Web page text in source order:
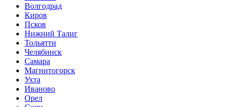
Волгодрад
Киров
Псков
Нижний Талиг
Тольятти
Челябинск
Самара
Магнитогорск
Ухта
Иваново
Орел